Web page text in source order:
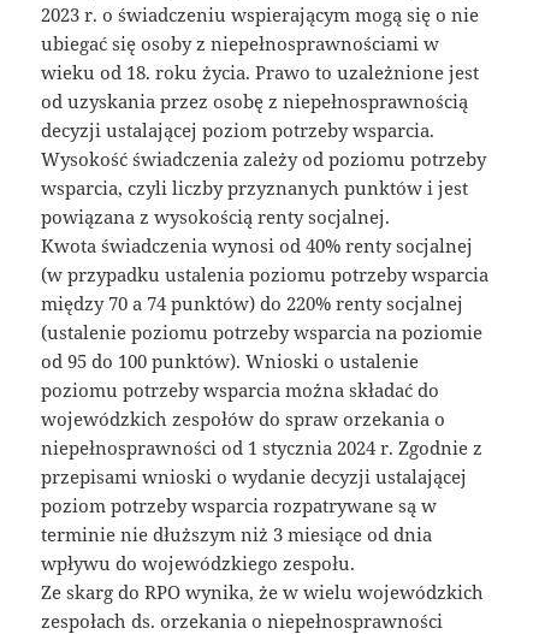
2023 r. o świadczeniu wspierającym mogą się o nie
ubiegać się osoby z niepełnosprawnościami w
wieku od 18. roku życia. Prawo to uzależnione jest
od uzyskania przez osobę z niepełnosprawnością
decyzji ustalającej poziom potrzeby wsparcia.
Wysokość świadczenia zależy od poziomu potrzeby
wsparcia, czyli liczby przyznanych punktów i jest
powiązana z wysokością renty socjalnej.
Kwota świadczenia wynosi od 40% renty socjalnej
(w przypadku ustalenia poziomu potrzeby wsparcia
między 70 a 74 punktów) do 220% renty socjalnej
(ustalenie poziomu potrzeby wsparcia na poziomie
od 95 do 100 punktów). Wnioski o ustalenie
poziomu potrzeby wsparcia można składać do
wojewódzkich zespołów do spraw orzekania o
niepełnosprawności od 1 stycznia 2024 r. Zgodnie z
przepisami wnioski o wydanie decyzji ustalającej
poziom potrzeby wsparcia rozpatrywane są w
terminie nie dłuższym niż 3 miesiące od dnia
wpływu do wojewódzkiego zespołu.
Ze skarg do RPO wynika, że w wielu wojewódzkich
zespołach ds. orzekania o niepełnosprawności